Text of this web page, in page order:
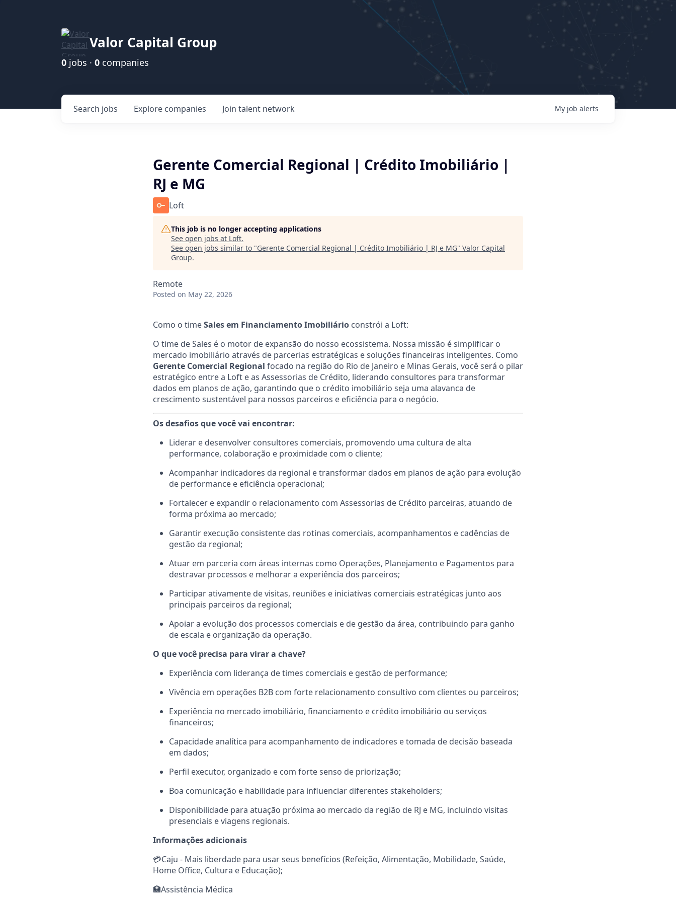
Valor Capital Group
0 jobs · 0 companies
Search jobs Explore companies Join talent network My job alerts
Gerente Comercial Regional | Crédito Imobiliário |
RJ e MG
Loft
This job is no longer accepting applications
See open jobs at Loft.
See open jobs similar to "Gerente Comercial Regional | Crédito Imobiliário | RJ e MG" Valor Capital
Group.
Remote
Posted on May 22, 2026
Como o timeSales em Financiamento Imobiliário constrói a Loft:
O time de Sales é o motor de expansão do nosso ecossistema. Nossa missão é simplificar o
mercado imobiliário através de parcerias estratégicas e soluções financeiras inteligentes. Como
Gerente Comercial Regional focado na região do Rio de Janeiro e Minas Gerais, você será o pilar
estratégico entre a Loft e as Assessorias de Crédito, liderando consultores para transformar
dados em planos de ação, garantindo que o crédito imobiliário seja uma alavanca de
crescimento sustentável para nossos parceiros e eficiência para o negócio.
Os desafios que você vai encontrar:
Liderar e desenvolver consultores comerciais, promovendo uma cultura de alta
performance, colaboração e proximidade com o cliente;
Acompanhar indicadores da regional e transformar dados em planos de ação para evolução
de performance e eficiência operacional;
Fortalecer e expandir o relacionamento com Assessorias de Crédito parceiras, atuando de
forma próxima ao mercado;
Garantir execução consistente das rotinas comerciais, acompanhamentos e cadências de
gestão da regional;
Atuar em parceria com áreas internas como Operações, Planejamento e Pagamentos para
destravar processos e melhorar a experiência dos parceiros;
Participar ativamente de visitas, reuniões e iniciativas comerciais estratégicas junto aos
principais parceiros da regional;
Apoiar a evolução dos processos comerciais e de gestão da área, contribuindo para ganho
de escala e organização da operação.
O que você precisa para virar a chave?
Experiência com liderança de times comerciais e gestão de performance;
Vivência em operações B2B com forte relacionamento consultivo com clientes ou parceiros;
Experiência no mercado imobiliário, financiamento e crédito imobiliário ou serviços
financeiros;
Capacidade analítica para acompanhamento de indicadores e tomada de decisão baseada
em dados;
Perfil executor, organizado e com forte senso de priorização;
Boa comunicação e habilidade para influenciar diferentes stakeholders;
Disponibilidade para atuação próxima ao mercado da região de RJ e MG, incluindo visitas
presenciais e viagens regionais.
Informações adicionais
💳Caju - Mais liberdade para usar seus benefícios (Refeição, Alimentação, Mobilidade, Saúde,
Home Office, Cultura e Educação);
🏥Assistência Médica